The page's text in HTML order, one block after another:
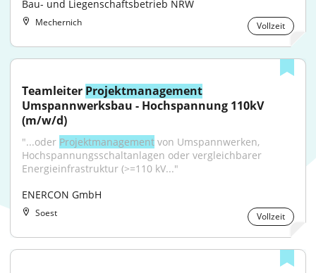
Bau- und Liegenschaftsbetrieb NRW
Mechernich Vollzeit
Teamleiter Projektmanagement
Umspannwerksbau - Hochspannung 110kV
(m/w/d)
"...oder Projektmanagement von Umspannwerken,
Hochspannungsschaltanlagen oder vergleichbarer
Energieinfrastruktur (>=110 kV..."
ENERCON GmbH
Soest Vollzeit